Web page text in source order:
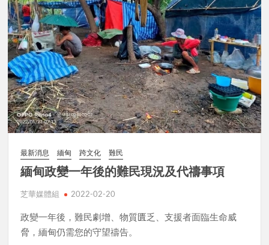
最新消息 緬甸 跨文化 難民
緬甸政變一年後的難民現況及代禱事項
芝華媒體組 2022-02-20
政變一年後，難民劇增、物質匱乏、支援者面臨生命威
脅，緬甸仍需您的守望禱告。